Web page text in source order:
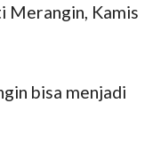
Merangin, Kamis
bisa menjadi